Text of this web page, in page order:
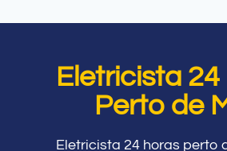
Eletricista 24
Perto de
Eletricista 24 horas perto